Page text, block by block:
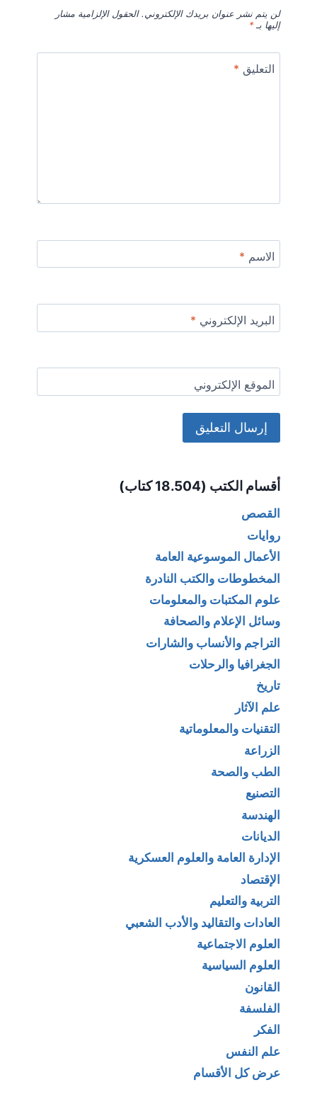
لن يتم نشر عنوان بريدك الإلكتروني. الحقول الإلزامية مشار
إليها بـ*
التعليق *
الاسم *
البريد الإلكتروني *
الموقع الإلكتروني
أقسام الكتب (18.504 كتاب)
القصص
روايات
الأعمال الموسوعية العامة
المخطوطات والكتب النادرة
علوم المكتبات والمعلومات
وسائل الإعلام والصحافة
التراجم والأنساب والشارات
الجغرافيا والرحلات
تاريخ
علم الآثار
التقنيات والمعلوماتية
الزراعة
الطب والصحة
التصنيع
الهندسة
الديانات
الإدارة العامة والعلوم العسكرية
الإقتصاد
التربية والتعليم
العادات والتقاليد والأدب الشعبي
العلوم الاجتماعية
العلوم السياسية
القانون
الفلسفة
الفكر
علم النفس
عرض كل الأقسام